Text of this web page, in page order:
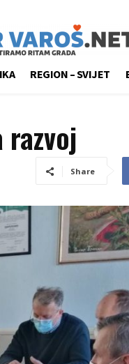
REGION – SVIJET
Share